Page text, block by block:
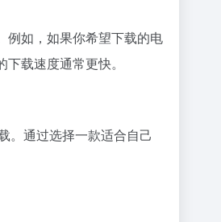
例如，如果你希望下载的电
载速度通常更快。
。通过选择一款适合自己